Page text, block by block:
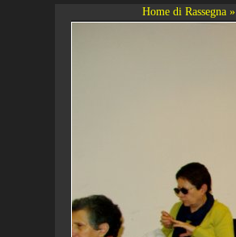
Home di Rassegna »